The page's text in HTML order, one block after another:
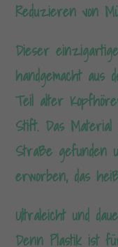
Reduzieren von
Dieser
handgemacht
Teil alter
Stift. Das
Straße gefunden
erworben, das
Ultraleicht und
Denn Plastik ist